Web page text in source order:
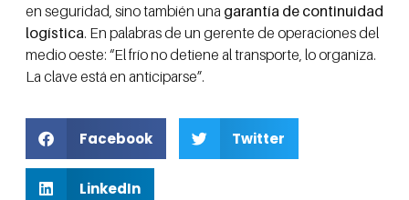
en seguridad, sino también una garantía de continuidad
logística. En palabras de un gerente de operaciones del
medio oeste: “El frío no detiene al transporte, lo organiza.
La clave está en anticiparse”.
Facebook Twitter
LinkedIn